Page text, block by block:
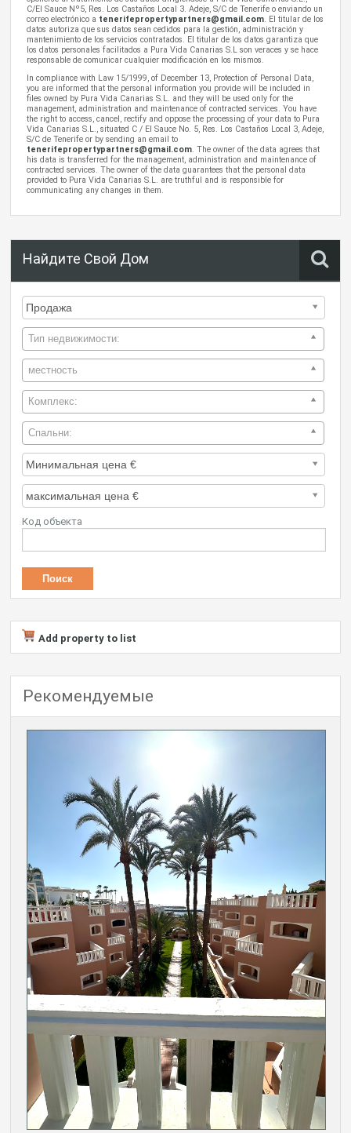
C/El Sauce Nº5, Res. Los Castaños Local 3. Adeje, S/C de Tenerife o enviando un
correo electrónico a tenerifepropertypartners@gmail.com. El titular de los
datos autoriza que sus datos sean cedidos para la gestión, administración y
mantenimiento de los servicios contratados. El titular de los datos garantiza que
los datos personales facilitados a Pura Vida Canarias S.L son veraces y se hace
responsable de comunicar cualquier modificación en los mismos.
In compliance with Law 15/1999, of December 13, Protection of Personal Data,
you are informed that the personal information you provide will be included in
files owned by Pura Vida Canarias S.L. and they will be used only for the
management, administration and maintenance of contracted services. You have
the right to access, cancel, rectify and oppose the processing of your data to Pura
Vida Canarias S.L., situated C / El Sauce No. 5, Res. Los Castaños Local 3, Adeje,
S/C de Tenerife or by sending an email to
tenerifepropertypartners@gmail.com. The owner of the data agrees that
his data is transferred for the management, administration and maintenance of
contracted services. The owner of the data guarantees that the personal data
provided to Pura Vida Canarias S.L. are truthful and is responsible for
communicating any changes in them.
Найдите Свой Дом
Тип недвижимости:
местность
Комплекс:
Спальни:
Код объекта
Add property to list
Рекомендуемые